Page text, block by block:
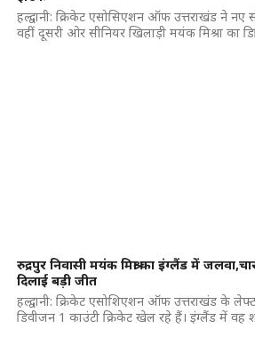
हल्द्वानी: क्रिकेट एसोसिएशन ऑफ उत्तराखंड ने नए
वहीं दूसरी ओर सीनियर खिलाड़ी मयंक मिश्रा का
रुद्रपुर निवासी मयंक मिश्रा का इंग्लैंड में
दिलाई बड़ी जीत
हल्द्वानी: क्रिकेट एसोशिएशन ऑफ उत्तराखंड के
डिवीजन 1 काउंटी क्रिकेट खेल रहे हैं। इंग्लैंड में वह